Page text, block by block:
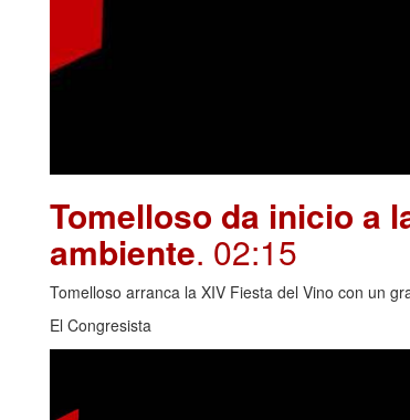
Tomelloso da inicio a
ambiente. 02:15
Tomelloso arranca la XIV Fiesta del Vino con un
El Congresista